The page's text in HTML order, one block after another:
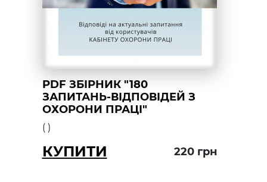
PDF ЗБІРНИК "180
ЗАПИТАНЬ-ВІДПОВІДЕЙ З
ОХОРОНИ ПРАЦІ"
( )
КУПИТИ 220грн